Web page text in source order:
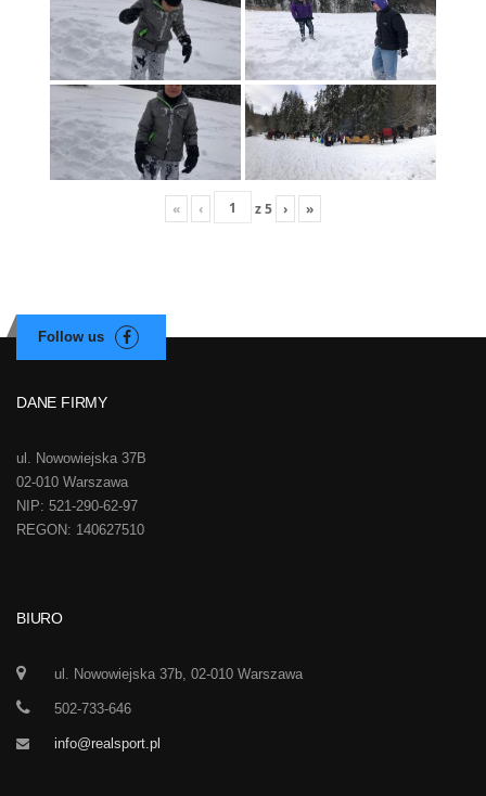
« ‹ z5 › »
DANE FIRMY
ul. Nowowiejska 37B
02-010 Warszawa
NIP: 521-290-62-97
REGON: 140627510
BIURO
ul. Nowowiejska 37b, 02-010 Warszawa
502-733-646
info@realsport.pl